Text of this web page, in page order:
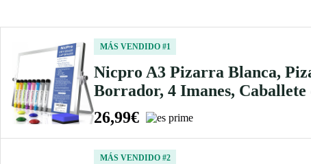
MÁS VENDIDO #1
Nicpro A3 Pizarra Blanca,
Borrador, 4 Imanes,
26,99€
MÁS VENDIDO #2